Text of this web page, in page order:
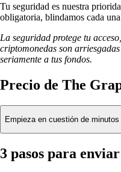
Tu seguridad es nuestra
obligatoria, blindamos cada
La seguridad protege tu
criptomonedas son
seriamente a tus fondos.
Precio de The
Empieza en cuestión de minutos
3 pasos para